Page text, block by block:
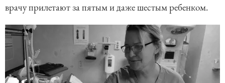
врачу прилетают за пятым и даже шестым ребенком.